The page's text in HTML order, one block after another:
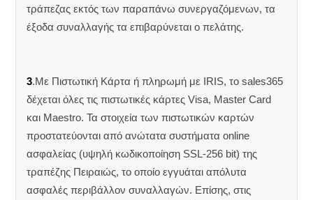
τράπεζας εκτός των παραπάνω συνεργαζόμενων, τα
έξοδα συναλλαγής τα επιβαρύνεται ο πελάτης.
3.Με Πιστωτική Κάρτα ή πληρωμή με IRIS, το sales365
δέχεται όλες τις πιστωτικές κάρτες Visa, Master Card
και Maestro. Τα στοιχεία των πιστωτικών καρτών
προστατεύονται από ανώτατα συστήματα online
ασφαλείας (υψηλή κωδικοποίηση SSL-256 bit) της
τραπέζης Πειραιώς, το οποίο εγγυάται απόλυτα
ασφαλές περιβάλλον συναλλαγών. Επίσης, στις